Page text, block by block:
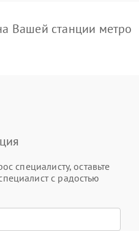
Вашей станции метро
специалисту, оставьте
с радостью